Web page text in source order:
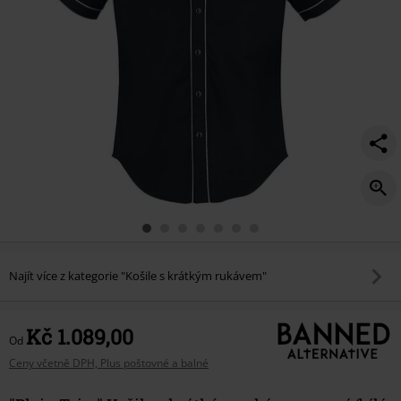
Najít více z kategorie "Košile s krátkým rukávem"
Od Kč 1.089,00
Ceny včetně DPH, Plus poštovné a balné